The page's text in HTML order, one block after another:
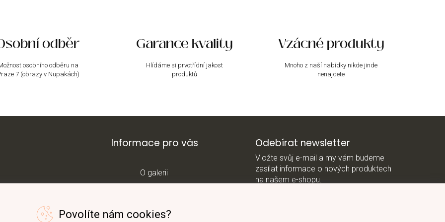
Povolíte nám cookies?
y
v
p
i
odběr
osobního odběru na
7 (obrazy v Nupakách)
Garance kvality
Hlídáme si prvotřídní jakost
produktů
Vzácné produkty
Mnoho z naší nabídky nikde jinde
nenajdete
Informace pro vás
O galerii
Blog
Odebírat newsletter
Vložte svůj e-mail a my vám budeme
zasílat informace o nových produktech
na našem e-shopu.